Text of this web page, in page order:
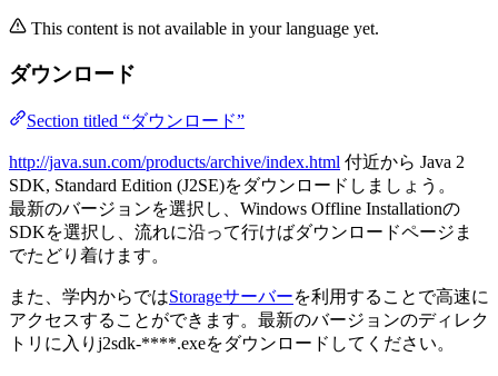
This content is not available in your language yet.
ダウンロード
Section titled “ダウンロード”
http://java.sun.com/products/archive/index.html 付近から Java 2
SDK, Standard Edition (J2SE)をダウンロードしましょう。
最新のバージョンを選択し、Windows Offline Installationの
SDKを選択し、流れに沿って行けばダウンロードページま
でたどり着けます。
また、学内からではStorageサーバーを利用することで高速に
アクセスすることができます。最新のバージョンのディレク
トリに入りj2sdk-****.exeをダウンロードしてください。